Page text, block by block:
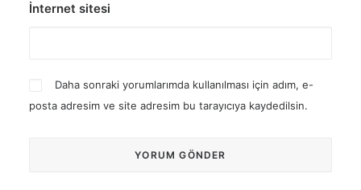
İnternet sitesi
Daha sonraki yorumlarımda kullanılması için adım, e-
posta adresim ve site adresim bu tarayıcıya kaydedilsin.